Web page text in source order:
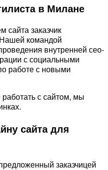
в Милане
заказчик
командой
внутренней сео-
с социальными
работе с новыми
с сайтом, мы
сайта для
заказчицей